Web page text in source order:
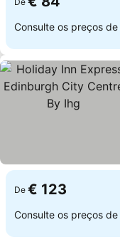
Consulte os preços de
De € 123
Consulte os preços de